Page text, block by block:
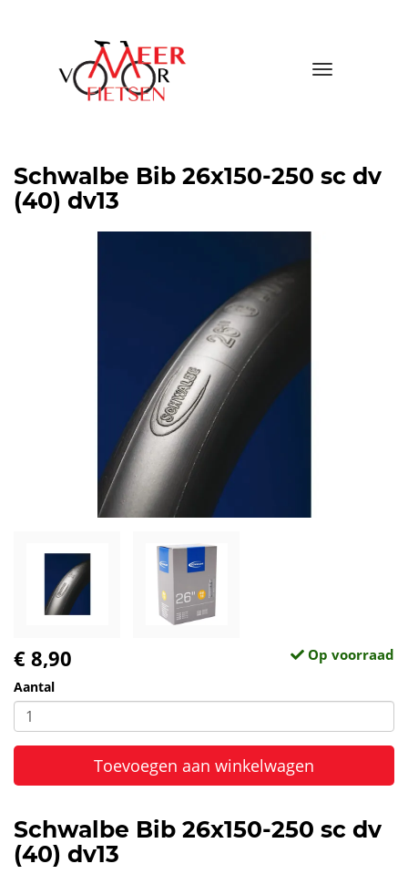
Toggle
Schwalbe Bib 26x150-250 sc dv
(40) dv13
€ 8,90 Op voorraad
Aantal
Toevoegen aan winkelwagen
Schwalbe Bib 26x150-250 sc dv
(40) dv13